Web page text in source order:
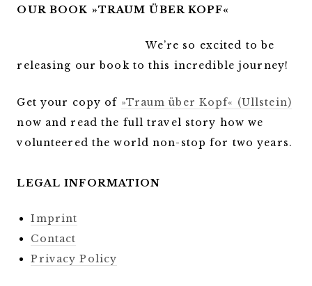
OUR BOOK »TRAUM ÜBER KOPF«
We’re so excited to be
releasing our book to this incredible journey!
Get your copy of »Traum über Kopf« (Ullstein)
now and read the full travel story how we
volunteered the world non-stop for two years.
LEGAL INFORMATION
Imprint
Contact
Privacy Policy